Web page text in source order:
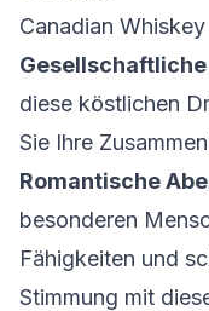
Canadian
diese köstlichen
Sie Ihre
Romantische
besonderen
Fähigkeiten und
Stimmung mit